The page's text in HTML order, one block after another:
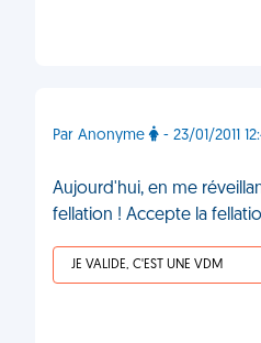
Par Anonyme - 23/01/2011
Aujourd'hui, en me
fellation ! Accepte la
JE VALIDE, C'EST UNE VDM